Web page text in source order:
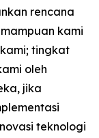
rencana
kami
tingkat
oleh
jika
teknologi